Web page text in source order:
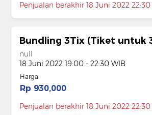
Penjualan berakhir 18 Juni 2022
Bundling 3Tix (Tiket untuk
null
18 Juni 2022 19:00 - 22:30 WIB
Harga
Rp 930,000
Penjualan berakhir 18 Juni 2022